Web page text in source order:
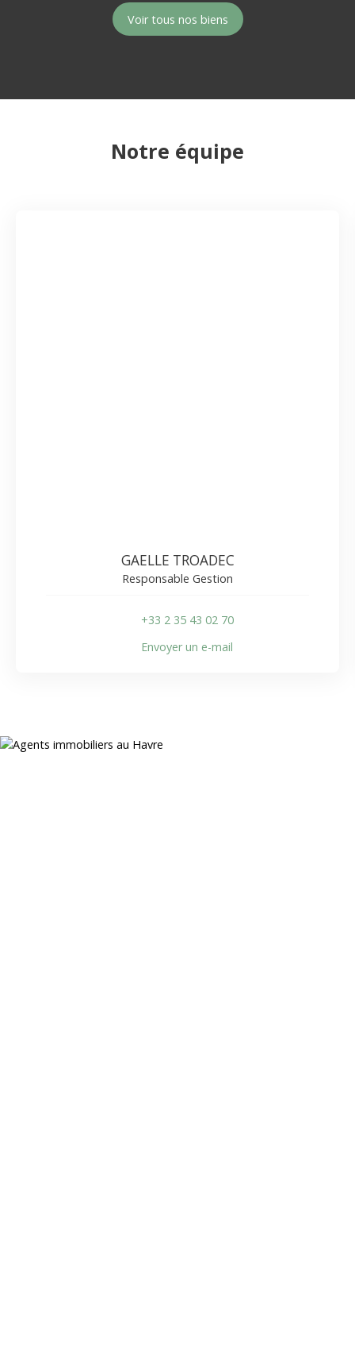
Voir tous nos biens
Notre équipe
GAELLE TROADEC
Responsable Gestion
+33 2 35 43 02 70
Envoyer un e-mail